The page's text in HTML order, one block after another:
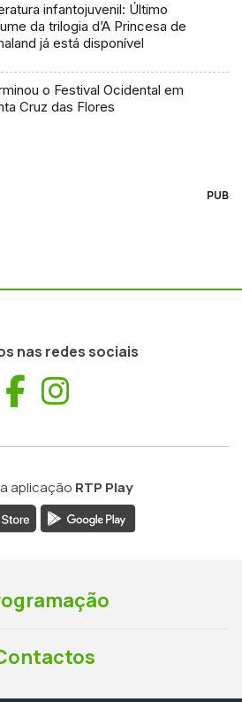
infantojuvenil: Último
da trilogia d’A Princesa de
já está disponível
o Festival Ocidental em
Cruz das Flores
PUB
nas redes sociais
Facebook
aplicação RTP Play